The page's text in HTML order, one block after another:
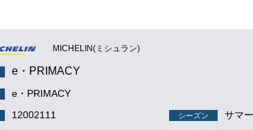
MICHELIN(ミシュラン)
e・PRIMACY
e・PRIMACY
12002111 シーズン サマー